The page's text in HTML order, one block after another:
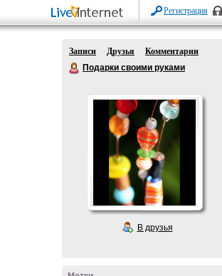
Регистрация
Записи Друзья
Комментарии
Подарки своими руками
В друзья